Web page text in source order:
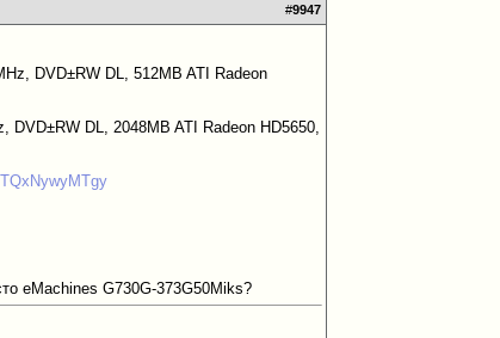
#9947
DVD±RW DL, 512MB ATI Radeon
DL, 2048MB ATI Radeon HD5650,
eMachines G730G-373G50Miks?